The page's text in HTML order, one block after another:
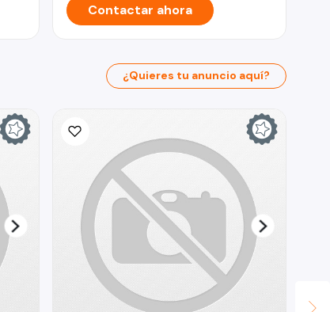
Contactar ahora
¿Quieres tu anuncio aquí?